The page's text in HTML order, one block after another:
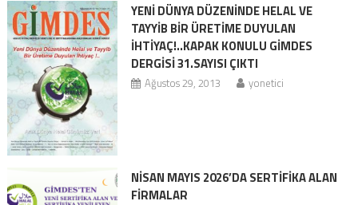
YENİ DÜNYA DÜZENİNDE HELAL VE
TAYYİB BİR ÜRETİME DUYULAN
İHTİYAÇ!..KAPAK KONULU GİMDES
DERGİSİ 31.SAYISI ÇIKTI
Ağustos 29, 2013 yonetici
NİSAN MAYIS 2026’DA SERTİFİKA ALAN
FİRMALAR